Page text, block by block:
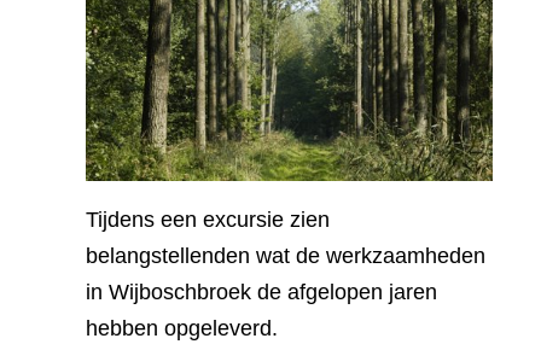
Tijdens een excursie zien
belangstellenden wat de werkzaamheden
in Wijboschbroek de afgelopen jaren
hebben opgeleverd.